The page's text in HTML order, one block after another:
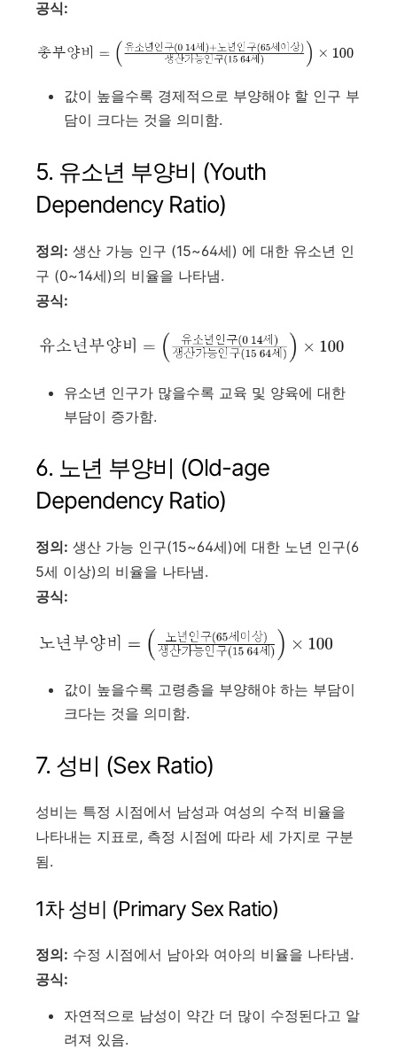
공식:
값이 높을수록 경제적으로 부양해야 할 인구 부
담이 크다는 것을 의미함.
5. 유소년 부양비 (Youth
Dependency Ratio)
정의: 생산 가능 인구 (15~64세) 에 대한 유소년 인
구 (0~14세)의 비율을 나타냄.
공식:
유소년 인구가 많을수록 교육 및 양육에 대한
부담이 증가함.
6. 노년 부양비 (Old-age
Dependency Ratio)
정의: 생산 가능 인구(15~64세)에 대한 노년 인구(6
5세 이상)의 비율을 나타냄.
공식:
값이 높을수록 고령층을 부양해야 하는 부담이
크다는 것을 의미함.
7. 성비 (Sex Ratio)
성비는 특정 시점에서 남성과 여성의 수적 비율을
나타내는 지표로, 측정 시점에 따라 세 가지로 구분
됨.
1차 성비 (Primary Sex Ratio)
정의: 수정 시점에서 남아와 여아의 비율을 나타냄.
공식:
자연적으로 남성이 약간 더 많이 수정된다고 알
려져 있음.